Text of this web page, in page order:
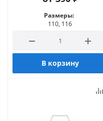
Размеры:
110, 116
В корзину